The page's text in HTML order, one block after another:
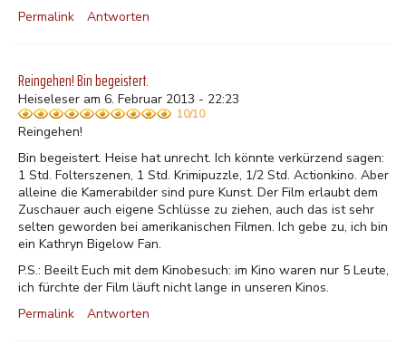
Permalink
Antworten
Reingehen! Bin begeistert.
Heiseleser am 6. Februar 2013 - 22:23
10/10
Reingehen!
Bin begeistert. Heise hat unrecht. Ich könnte verkürzend sagen:
1 Std. Folterszenen, 1 Std. Krimipuzzle, 1/2 Std. Actionkino. Aber
alleine die Kamerabilder sind pure Kunst. Der Film erlaubt dem
Zuschauer auch eigene Schlüsse zu ziehen, auch das ist sehr
selten geworden bei amerikanischen Filmen. Ich gebe zu, ich bin
ein Kathryn Bigelow Fan.
P.S.: Beeilt Euch mit dem Kinobesuch: im Kino waren nur 5 Leute,
ich fürchte der Film läuft nicht lange in unseren Kinos.
Permalink
Antworten